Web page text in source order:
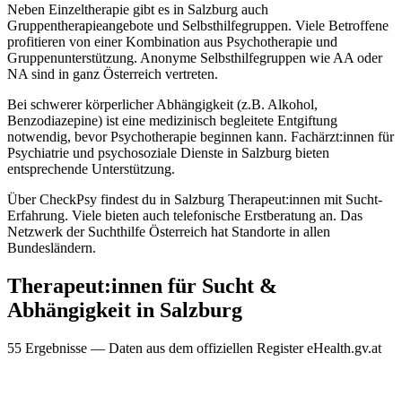
Neben Einzeltherapie gibt es in Salzburg auch
Gruppentherapieangebote und Selbsthilfegruppen. Viele Betroffene
profitieren von einer Kombination aus Psychotherapie und
Gruppenunterstützung. Anonyme Selbsthilfegruppen wie AA oder
NA sind in ganz Österreich vertreten.
Bei schwerer körperlicher Abhängigkeit (z.B. Alkohol,
Benzodiazepine) ist eine medizinisch begleitete Entgiftung
notwendig, bevor Psychotherapie beginnen kann. Fachärzt:innen für
Psychiatrie und psychosoziale Dienste in Salzburg bieten
entsprechende Unterstützung.
Über CheckPsy findest du in Salzburg Therapeut:innen mit Sucht-
Erfahrung. Viele bieten auch telefonische Erstberatung an. Das
Netzwerk der Suchthilfe Österreich hat Standorte in allen
Bundesländern.
Therapeut:innen für Sucht &
Abhängigkeit in Salzburg
55 Ergebnisse — Daten aus dem offiziellen Register eHealth.gv.at